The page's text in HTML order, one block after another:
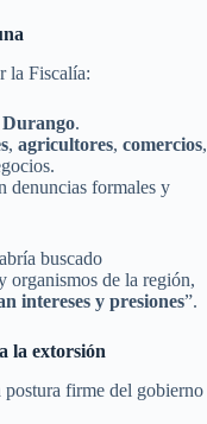
la Fiscalía:
Durango.
, agricultores, comercios,
denuncias formales y
buscado
organismos de la región,
intereses y presiones”.
la extorsión
postura firme del gobierno